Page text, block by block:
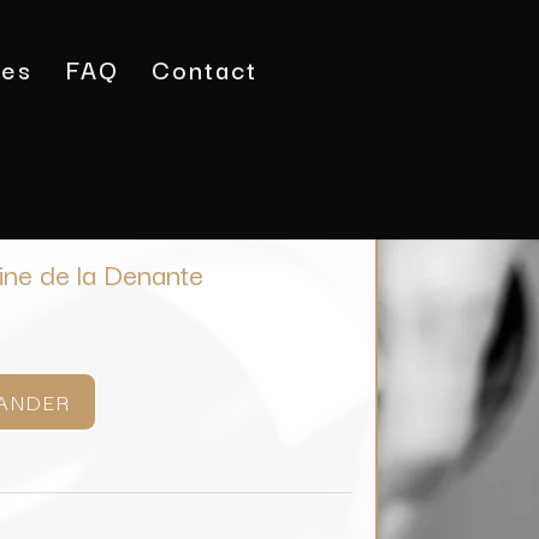
FAQ
Contact
de la Denante